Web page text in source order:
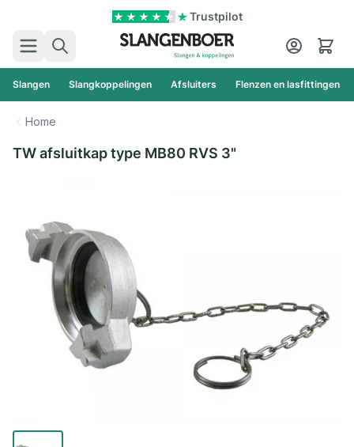
Trustpilot
Zoek
Cart
Slangen Slangkoppelingen Afsluiters Flenzen en lasfittingen
Home
TW afsluitkap type MB80 RVS 3"